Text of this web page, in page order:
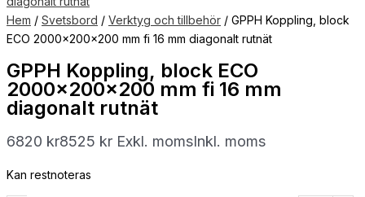
Hem / Svetsbord / Verktyg och tillbehör / GPPH Koppling, block
ECO 2000x200x200 mm fi 16 mm diagonalt rutnät
GPPH Koppling, block ECO
2000x200x200 mm fi 16 mm
diagonalt rutnät
6820 kr8525 kr Exkl. momsInkl. moms
Kan restnoteras